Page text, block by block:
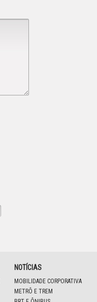
NOTÍCIAS
MOBILIDADE CORPORATIVA
METRÔ E TREM